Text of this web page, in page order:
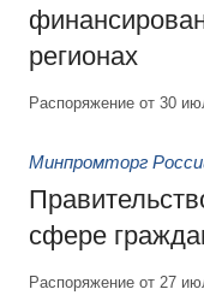
регионах
Распоряжение от 30
Минпромторг
сфере
Распоряжение от 27